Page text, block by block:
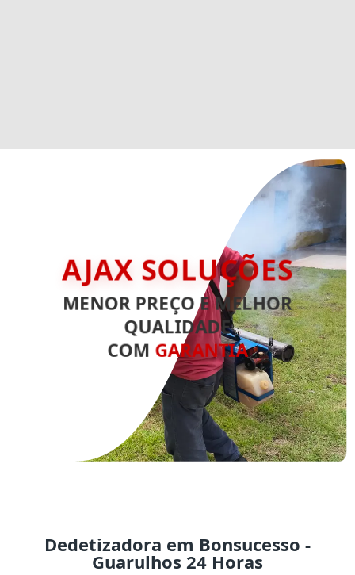
AJAX SOLUÇÕES
MENOR PREÇO E MELHOR
QUALIDADE
COM GARANTIA
Dedetizadora em Bonsucesso -
Guarulhos 24 Horas